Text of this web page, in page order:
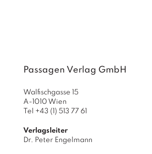
Passagen Verlag GmbH
Walfischgasse 15
A-1010 Wien
Tel +43 (1) 513 77 61
Verlagsleiter
Dr. Peter Engelmann